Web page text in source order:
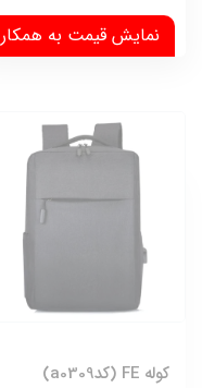
نمایش قیمت به همکار
کوله FE (کدa0309)